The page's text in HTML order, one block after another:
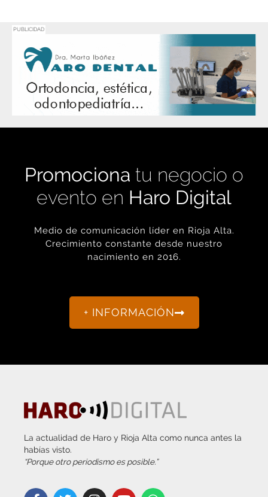
PUBLICIDAD
Promociona tu negocio o
evento en Haro Digital
Medio de comunicación líder en Rioja Alta.
Crecimiento constante desde nuestro
nacimiento en 2016.
+ INFORMACIÓN
La actualidad de Haro y Rioja Alta como nunca antes la
habías visto.
“Porque otro periodismo es posible.”